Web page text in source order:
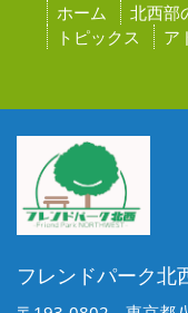
ホーム 北西部
トピックス
ア
フレンドパーク北